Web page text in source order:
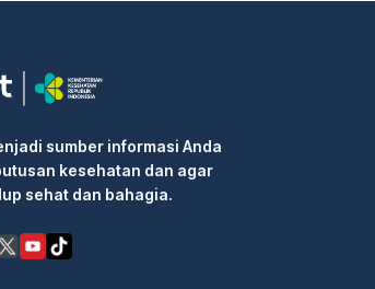
sumber informasi Anda
kesehatan dan agar
sehat dan bahagia.